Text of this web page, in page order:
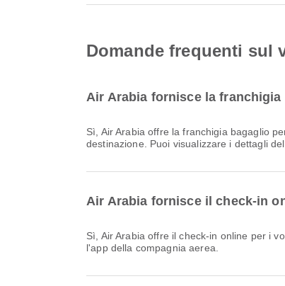
Domande frequenti sul
Air Arabia fornisce la
Sì, Air Arabia offre la franchigia bagaglio per i voli Volo interno & Volo internazionale da Aeroporto Internazionale Jinnah. I dettagli variano in base al tipo di biglietto e alla
destinazione. Puoi visualizzare i dettagli
Air Arabia fornisce il check-in
Sì, Air Arabia offre il check-in online per i voli da Aeroporto Internazionale Jinnah, consentendoti di effettuare comodamente il check-in per il tuo volo tramite il sito web o
l'app della compagnia aerea.